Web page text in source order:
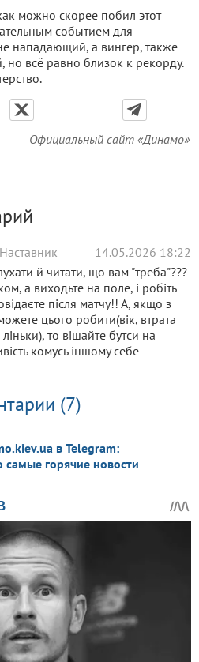
можно скорее побил этот
событием для
нападающий, а вингер, также
но всё равно близок к рекорду.
Официальный сайт «Динамо»
Наставник
14.05.2026 18:22
й читати, що вам "треба"???
а виходьте на поле, і робіть
після матчу!! А, якщо з
цього робити(вік, втрата
то вішайте бутси на
комусь іншому себе
(7)
в Telegram:
самые горячие новости